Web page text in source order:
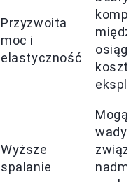
Przyzwoita
moc i
elastyczność
między
Wyższe
spalanie
Mogą
wady